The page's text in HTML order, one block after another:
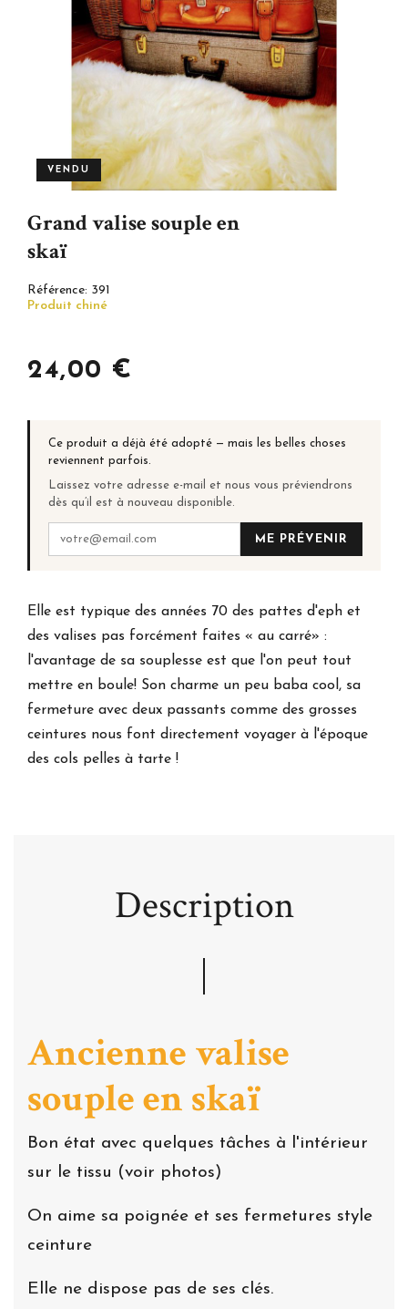
VENDU
Grand valise souple en
skaï
Référence: 391
Produit chiné
24,00 €
Ce produit a déjà été adopté — mais les belles choses
reviennent parfois.
Laissez votre adresse e-mail et nous vous préviendrons
dès qu’il est à nouveau disponible.
ME PRÉVENIR
Elle est typique des années 70 des pattes d'eph et
des valises pas forcément faites « au carré» :
l'avantage de sa souplesse est que l'on peut tout
mettre en boule! Son charme un peu baba cool, sa
fermeture avec deux passants comme des grosses
ceintures nous font directement voyager à l'époque
des cols pelles à tarte !
Description
Ancienne valise
souple en skaï
Bon état avec quelques tâches à l'intérieur
sur le tissu (voir photos)
On aime sa poignée et ses fermetures style
ceinture
Elle ne dispose pas de ses clés.